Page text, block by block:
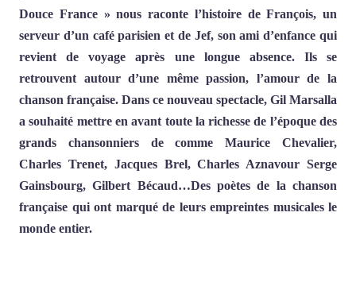
Douce France » nous raconte l’histoire de François, un
serveur d’un café parisien et de Jef, son ami d’enfance qui
revient de voyage après une longue absence. Ils se
retrouvent autour d’une même passion, l’amour de la
chanson française. Dans ce nouveau spectacle, Gil Marsalla
a souhaité mettre en avant toute la richesse de l’époque des
grands chansonniers de comme Maurice Chevalier,
Charles Trenet, Jacques Brel, Charles Aznavour Serge
Gainsbourg, Gilbert Bécaud…Des poètes de la chanson
française qui ont marqué de leurs empreintes musicales le
monde entier.